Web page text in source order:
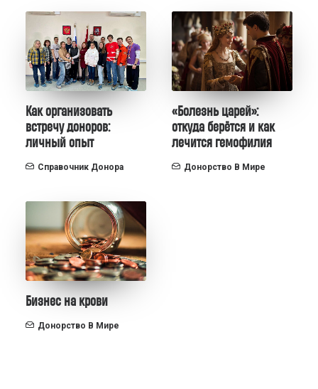
Как организовать
встречу доноров:
личный опыт
Справочник Донора
«Болезнь царей»:
откуда берётся и как
лечится гемофилия
Донорство В Мире
Бизнес на крови
Донорство В Мире